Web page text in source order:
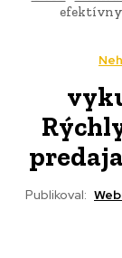
efektívny
Publikoval: